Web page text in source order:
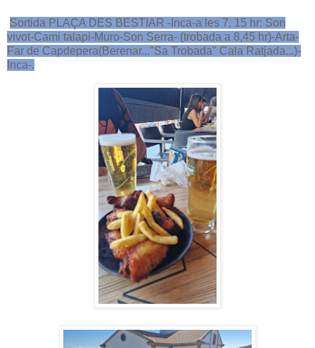
Sortida PLAÇA DES BESTIAR -Inca-a les 7, 15 hr: Son
vivot-Cami talapi-Muro-Son Serra- (trobada a 8,45 hr)-Arta-
Far de Capdepera(Berenar..."Sa Trobada" Cala Ratjada...)-
Inca-.